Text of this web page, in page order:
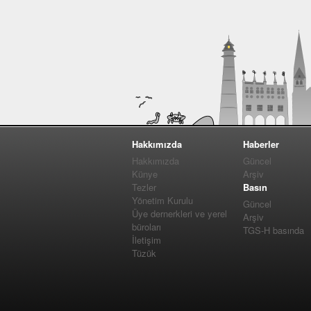
Hakkımızda
Hakkımızda
Künye
Tezler
Yönetim Kurulu
Üye dernerkleri ve yerel
büroları
İletişim
Tüzük
Haberler
Güncel
Arşiv
Basın
Güncel
Arşiv
TGS-H basında